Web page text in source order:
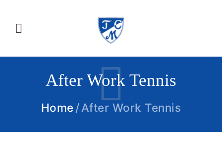
After Work Tennis
Home After Work Tennis